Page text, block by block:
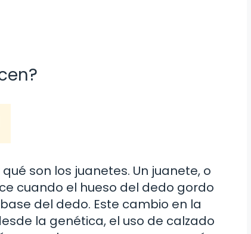
son los juanetes. Un juanete, o
cuando el hueso del dedo gordo
del dedo. Este cambio en la
la genética, el uso de calzado